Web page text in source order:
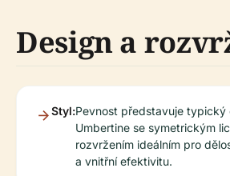
Design a
Styl:Pevnost představuje typický
Umbertine se symetrickým
rozvržením ideálním pro
a vnitřní efektivitu.